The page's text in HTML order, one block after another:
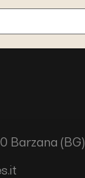
Barzana (BG)